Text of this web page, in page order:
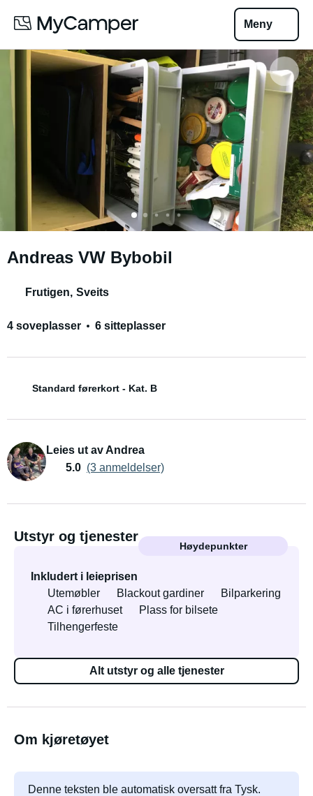
Meny
Andreas VW Bybobil
Frutigen, Sveits
4 soveplasser 6 sitteplasser
Standard førerkort - Kat. B
Leies ut av Andrea
5.0 (3 anmeldelser)
Utstyr og tjenester
Høydepunkter
Inkludert i leieprisen
Utemøbler
Blackout gardiner
Bilparkering
AC i førerhuset
Plass for bilsete
Tilhengerfeste
Alt utstyr og alle tjenester
Om kjøretøyet
Denne teksten ble automatisk oversatt fra Tysk.